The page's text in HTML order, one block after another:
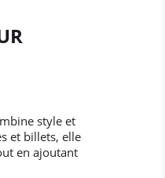
style et
et billets, elle
en ajoutant